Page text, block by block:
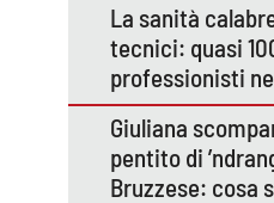
La sanità
tecnici: quasi
professionisti
Giuliana
pentito di
Bruzzese: cosa